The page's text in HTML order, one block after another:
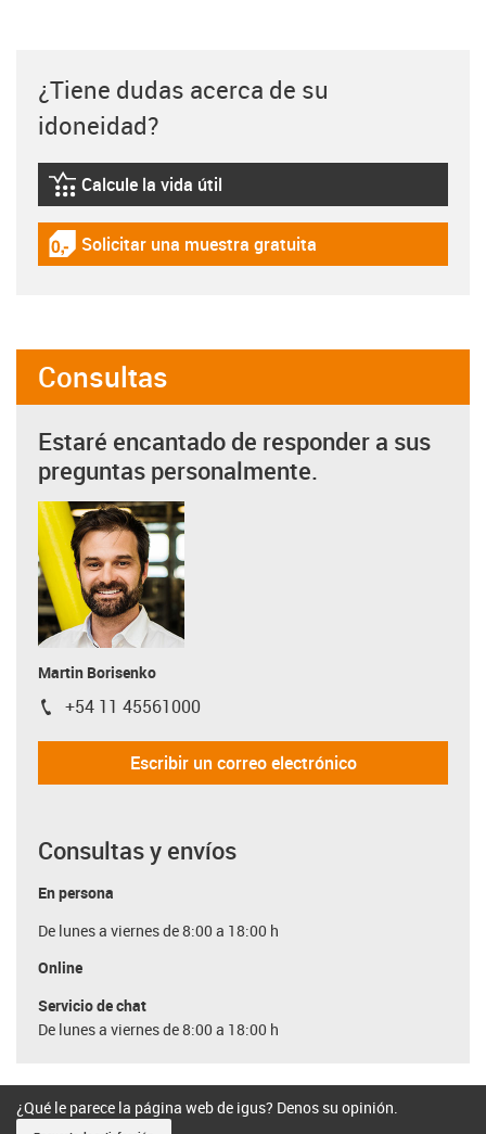
¿Tiene dudas acerca de su
idoneidad?
igus-icon-lebensdauerrechner
Calcule la vida útil
igus-icon-gratismuster
Solicitar una muestra gratuita
Consultas
Estaré encantado de responder a sus
preguntas personalmente.
Martin Borisenko
igus-icon-phone
+54 11 45561000
Escribir un correo electrónico
Consultas y envíos
En persona
De lunes a viernes de 8:00 a 18:00 h
Online
Servicio de chat
De lunes a viernes de 8:00 a 18:00 h
¿Qué le parece la página web de igus? Denos su opinión.